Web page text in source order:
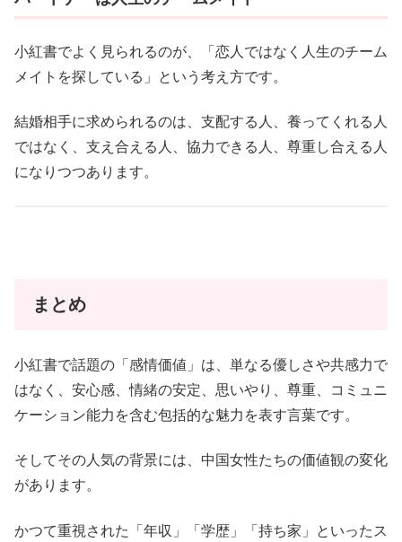
小紅書でよく見られるのが、「恋人ではなく人生のチーム
メイトを探している」という考え方です。
結婚相手に求められるのは、支配する人、養ってくれる人
ではなく、支え合える人、協力できる人、尊重し合える人
になりつつあります。
まとめ
小紅書で話題の「感情価値」は、単なる優しさや共感力で
はなく、安心感、情緒の安定、思いやり、尊重、コミュニ
ケーション能力を含む包括的な魅力を表す言葉です。
そしてその人気の背景には、中国女性たちの価値観の変化
があります。
かつて重視された「年収」「学歴」「持ち家」といったス